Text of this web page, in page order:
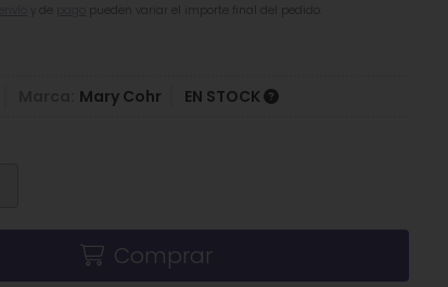
pueden variar el importe final del pedido.
Mary Cohr EN STOCK
Comprar